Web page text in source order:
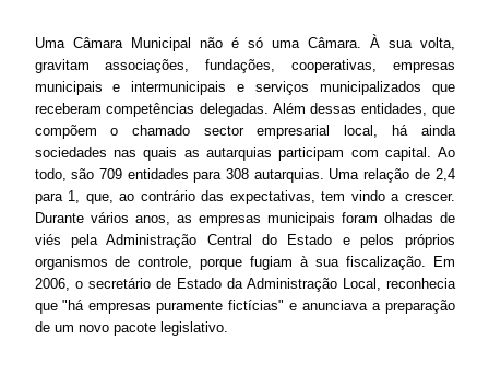
Uma Câmara Municipal não é só uma Câmara. À sua volta,
gravitam associações, fundações, cooperativas, empresas
municipais e intermunicipais e serviços municipalizados que
receberam competências delegadas. Além dessas entidades, que
compõem o chamado sector empresarial local, há ainda
sociedades nas quais as autarquias participam com capital. Ao
todo, são 709 entidades para 308 autarquias. Uma relação de 2,4
para 1, que, ao contrário das expectativas, tem vindo a crescer.
Durante vários anos, as empresas municipais foram olhadas de
viés pela Administração Central do Estado e pelos próprios
organismos de controle, porque fugiam à sua fiscalização. Em
2006, o secretário de Estado da Administração Local, reconhecia
que "há empresas puramente fictícias" e anunciava a preparação
de um novo pacote legislativo.